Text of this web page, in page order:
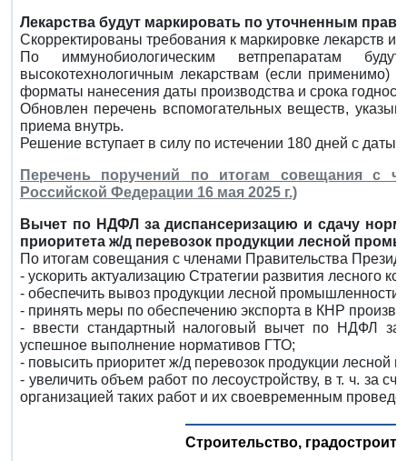
Лекарства будут маркировать по уточненным
Скорректированы требования к маркировке лекарств и
По иммунобиологическим ветпрепаратам
высокотехнологичным лекарствам (если применимо)
форматы нанесения даты производства и срока
Обновлен перечень вспомогательных веществ,
приема внутрь.
Решение вступает в силу по истечении 180 дней с даты
Перечень поручений по итогам совещания с
Российской Федерации 16 мая 2025 г.)
Вычет по НДФЛ за диспансеризацию и сдачу
приоритета ж/д перевозок продукции лесной
По итогам совещания с членами Правительства
- ускорить актуализацию Стратегии развития лесного
- обеспечить вывоз продукции лесной промышленности
- принять меры по обеспечению экспорта в КНР
- ввести стандартный налоговый вычет по НДФЛ за
успешное выполнение нормативов ГТО;
- повысить приоритет ж/д перевозок продукции лесной
- увеличить объем работ по лесоустройству, в т. ч. за
организацией таких работ и их своевременным
Строительство,